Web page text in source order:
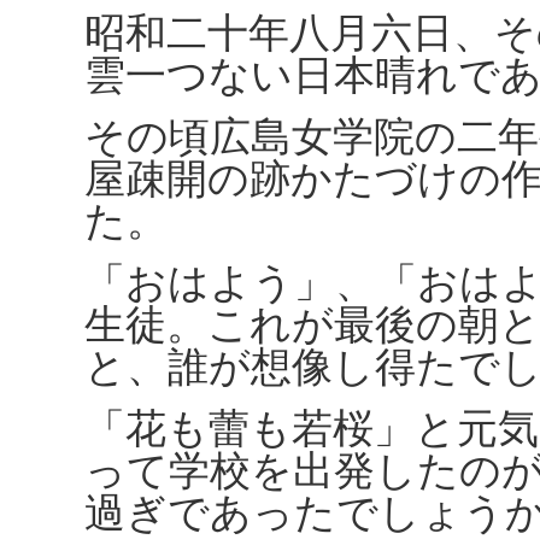
昭和二十年八月六日、
雲一つない日本晴れで
その頃広島女学院の二
屋疎開の跡かたづけの
た。
「おはよう」、「おは
生徒。これが最後の朝
と、誰が想像し得たで
「花も蕾も若桜」と元
って学校を出発したの
過ぎであったでしょう